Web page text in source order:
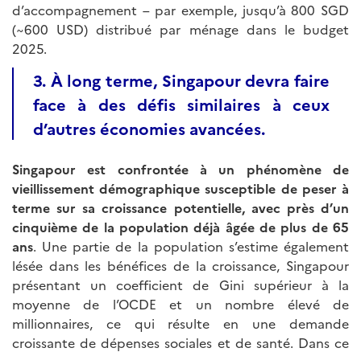
d’accompagnement – par exemple, jusqu’à 800 SGD
(~600 USD) distribué par ménage dans le budget
2025.
3. À long terme, Singapour devra faire
face à des défis similaires à ceux
d’autres économies avancées.
Singapour est confrontée à un phénomène de
vieillissement démographique susceptible de peser à
terme sur sa croissance potentielle, avec près d’un
cinquième de la population déjà âgée de plus de 65
ans. Une partie de la population s’estime également
lésée dans les bénéfices de la croissance, Singapour
présentant un coefficient de Gini supérieur à la
moyenne de l’OCDE et un nombre élevé de
millionnaires, ce qui résulte en une demande
croissante de dépenses sociales et de santé. Dans ce